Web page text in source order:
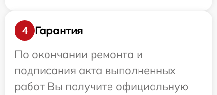
4
Гарантия
По окончании ремонта и
подписания акта выполненных
работ Вы получите официальную